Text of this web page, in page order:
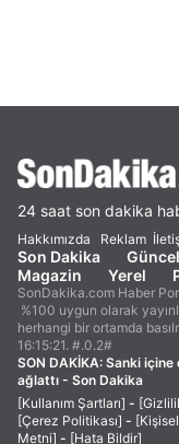
24 saat son dakika
Hakkımızda Reklam
Son Dakika Güncel
Magazin
Yerel
SonDakika.com Haber
%100 uygun olarak
herhangi bir ortamda
16:15:21. #.0.2#
SON DAKİKA: Sanki içine
ağlattı - Son Dakika
[Kullanım Şartları] -
[Çerez Politikası] -
Metni] - [Hata Bildir]